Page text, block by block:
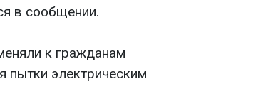
в сообщении.
к гражданам
пытки электрическим